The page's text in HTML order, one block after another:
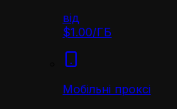
від
$1.00/ГБ
Мобільні проксі